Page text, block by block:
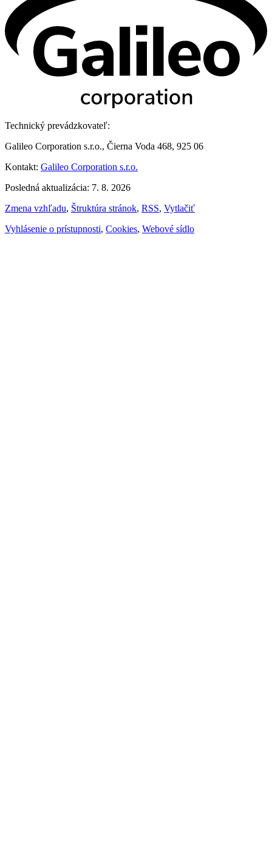
Technický prevádzkovateľ:
Galileo Corporation s.r.o., Čierna Voda 468, 925 06
Kontakt: Galileo Corporation s.r.o.
Posledná aktualizácia: 7. 8. 2026
Zmena vzhľadu, Štruktúra stránok, RSS, Vytlačiť
Vyhlásenie o prístupnosti, Cookies, Webové sídlo